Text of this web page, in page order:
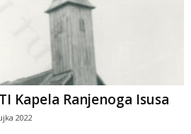
Kapela Ranjenoga Isusa
2022